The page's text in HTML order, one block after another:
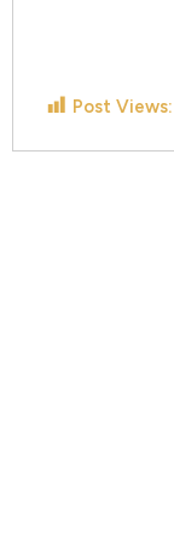
Post Views: